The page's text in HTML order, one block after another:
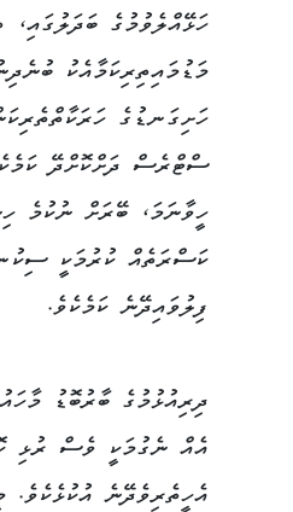
ހަޅޭއްލެވުމުގެ
މަޑުމައިތިރިކަމާއެކު
ހަށިގަނޑުގެ
ސްޓްރެސް ދަށްކޮށްދޭ
ހީވާނަމަ، ބޭރަށް ނުކުމެ
ކަސްރަތެއް ކުރުމަކީ
ފިލުވައިދޭނެ ކަމެކެވެ.
ދިރިއުޅުމުގެ ބާރުބޮޑު
އެއް ނެގުމަކީ ވެސް ރުޅި
އެހީތެރިވެދޭނެ އުކުޅެކެވެ.